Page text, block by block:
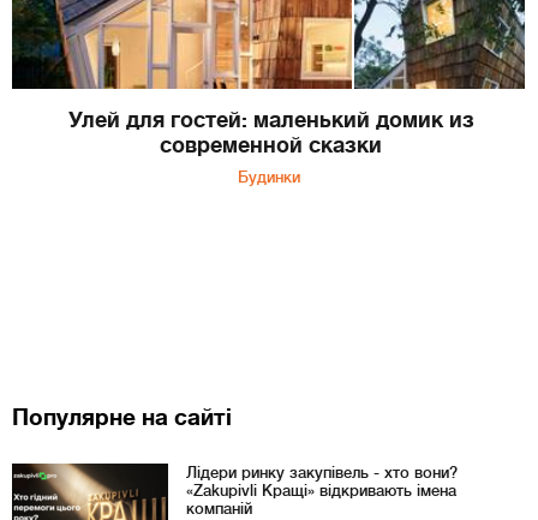
Улей для гостей: маленький домик из
современной сказки
Будинки
Популярне на сайті
Лідери ринку закупівель - хто вони?
«Zakupivli Кращі» відкривають імена
компаній